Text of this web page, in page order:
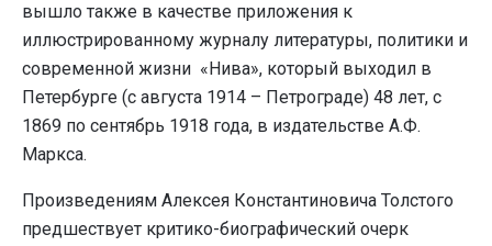
вышло также в качестве приложения к
иллюстрированному журналу литературы, политики и
современной жизни «Нива», который выходил в
Петербурге (с августа 1914 – Петрограде) 48 лет, c
1869 по сентябрь 1918 года, в издательстве А.Ф.
Маркса.
Произведениям Алексея Константиновича Толстого
предшествует критико-биографический очерк